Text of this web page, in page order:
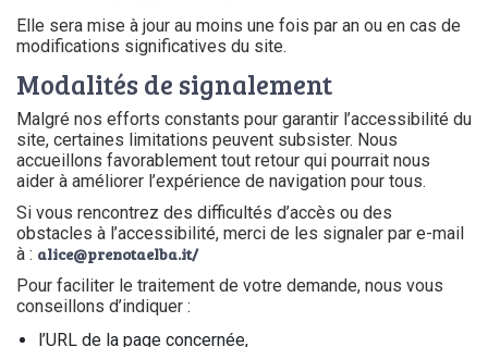
Elle sera mise à jour au moins une fois par an ou en cas de
modifications significatives du site.
Modalités de signalement
Malgré nos efforts constants pour garantir l’accessibilité du
site, certaines limitations peuvent subsister. Nous
accueillons favorablement tout retour qui pourrait nous
aider à améliorer l’expérience de navigation pour tous.
Si vous rencontrez des difficultés d’accès ou des
obstacles à l’accessibilité, merci de les signaler par e-mail
à : alice@prenotaelba.it/
Pour faciliter le traitement de votre demande, nous vous
conseillons d’indiquer :
l’URL de la page concernée,